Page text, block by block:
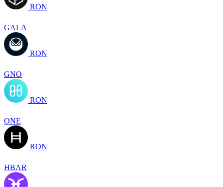
RON
GALA
RON
GNO
RON
ONE
RON
HBAR